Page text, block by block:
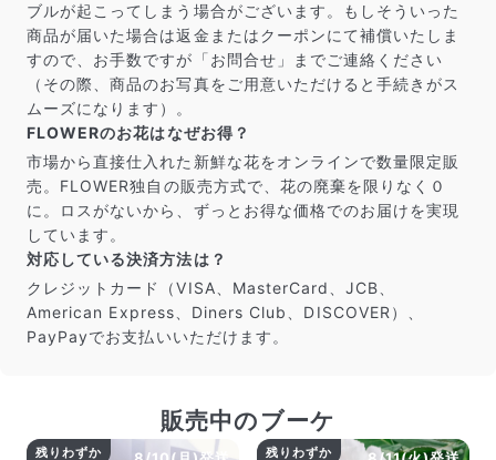
ブルが起こってしまう場合がございます。もしそういった
商品が届いた場合は返金またはクーポンにて補償いたしま
すので、お手数ですが「お問合せ」までご連絡ください
（その際、商品のお写真をご用意いただけると手続きがス
ムーズになります）。
FLOWERのお花はなぜお得？
市場から直接仕入れた新鮮な花をオンラインで数量限定販
売。FLOWER独自の販売方式で、花の廃棄を限りなく０
に。ロスがないから、ずっとお得な価格でのお届けを実現
しています。
対応している決済方法は？
クレジットカード（VISA、MasterCard、JCB、
American Express、Diners Club、DISCOVER）、
PayPayでお支払いいただけます。
販売中のブーケ
残りわずか 残りわずか